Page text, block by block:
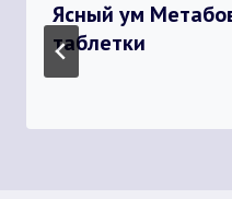
Ясный ум
таблетки